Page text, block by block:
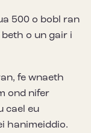
500 o bobl ran
o un gair i
fe wnaeth
ond nifer
cael eu
hanimeiddio.